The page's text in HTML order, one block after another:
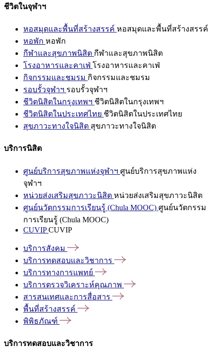
ชีวิตในจุฬาฯ
หอสมุดและพื้นที่สร้างสรรค์ หอสมุดและพื้นที่สร้างสรรค์
หอพัก หอพัก
กีฬาและสุขภาพนิสิต กีฬาและสุขภาพนิสิต
โรงอาหารและคาเฟ่ โรงอาหารและคาเฟ่
กิจกรรมและชมรม กิจกรรมและชมรม
รอบรั้วจุฬาฯ รอบรั้วจุฬาฯ
ชีวิตนิสิตในกรุงเทพฯ ชีวิตนิสิตในกรุงเทพฯ
ชีวิตนิสิตในประเทศไทย ชีวิตนิสิตในประเทศไทย
สุขภาวะทางใจนิสิต สุขภาวะทางใจนิสิต
บริการนิสิต
ศูนย์บริการสุขภาพแห่งจุฬาฯ ศูนย์บริการสุขภาพแห่ง
จุฬาฯ
หน่วยส่งเสริมสุขภาวะนิสิต หน่วยส่งเสริมสุขภาวะนิสิต
ศูนย์นวัตกรรมการเรียนรู้ (Chula MOOC) ศูนย์นวัตกรรม
การเรียนรู้ (Chula MOOC)
CUVIPCUVIP
บริการสังคม
บริการทดสอบและวิชาการ
บริการทางการแพทย์
บริการตรวจวิเคราะห์คุณภาพ
สารสนเทศและการสื่อสาร
พื้นที่สร้างสรรค์
พิพิธภัณฑ์
บริการทดสอบและวิชาการ